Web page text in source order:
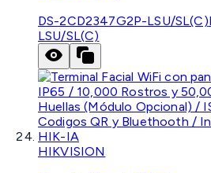
DS-2CD2347G2P-LSU/SL(C)
LSU/SL(C)
HIKVISION